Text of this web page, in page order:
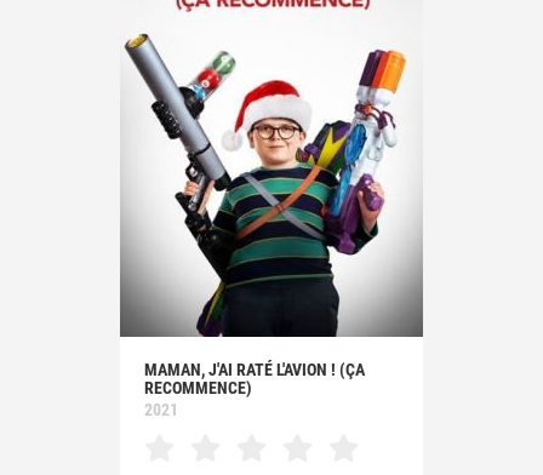
MAMAN, J'AI RATÉ L'AVION ! (ÇA
RECOMMENCE)
2021